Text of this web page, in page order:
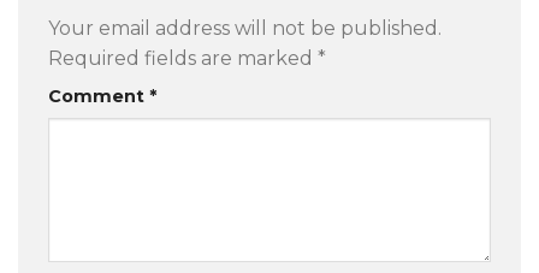
Your email address will not be published.
Required fields are marked *
Comment *